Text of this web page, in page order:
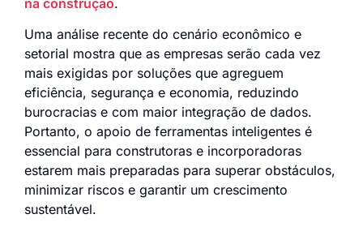
Uma análise recente do cenário econômico e
setorial mostra que as empresas serão cada vez
mais exigidas por soluções que agreguem
eficiência, segurança e economia, reduzindo
burocracias e com maior integração de dados.
Portanto, o apoio de ferramentas inteligentes é
essencial para construtoras e incorporadoras
estarem mais preparadas para superar obstáculos,
minimizar riscos e garantir um crescimento
sustentável.